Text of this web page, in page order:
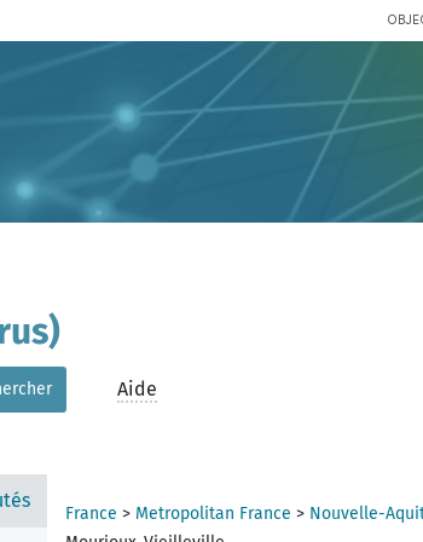
Aide
France > Metropolitan France > Nouvelle-